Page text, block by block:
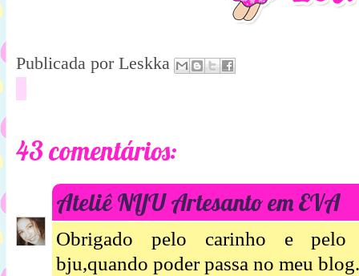
Publicada por Leskka
43 comentários:
Ateliê NIJU Artesanto em EVA
Obrigado pelo carinho e pelo
bju,quando poder passa no meu blog.